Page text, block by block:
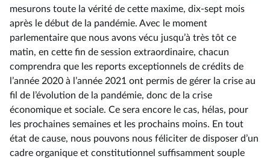
mesurons toute la vérité de cette maxime, dix-sept mois
après le début de la pandémie. Avec le moment
parlementaire que nous avons vécu jusqu’à très tôt ce
matin, en cette fin de session extraordinaire, chacun
comprendra que les reports exceptionnels de crédits de
l’année 2020 à l’année 2021 ont permis de gérer la crise au
fil de l’évolution de la pandémie, donc de la crise
économique et sociale. Ce sera encore le cas, hélas, pour
les prochaines semaines et les prochains moins. En tout
état de cause, nous pouvons nous féliciter de disposer d’un
cadre organique et constitutionnel suffisamment souple